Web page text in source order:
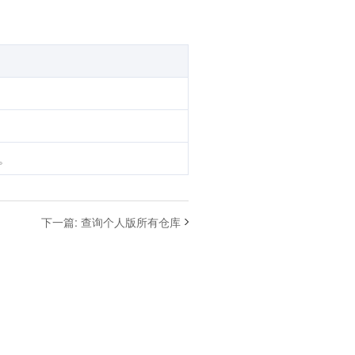
下一篇: 查询个人版所有仓库